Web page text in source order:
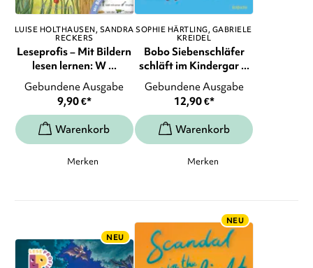
LUISE HOLTHAUSEN SANDRA
RECKERS
Leseprofis – Mit Bildern
lesen lernen: W ...
Gebundene Ausgabe
9,90€*
Merken
SOPHIE HÄRTLING GABRIELE
KREIDEL
Bobo Siebenschläfer
schläft im Kindergar ...
Gebundene Ausgabe
12,90€*
Merken
NEU
NEU